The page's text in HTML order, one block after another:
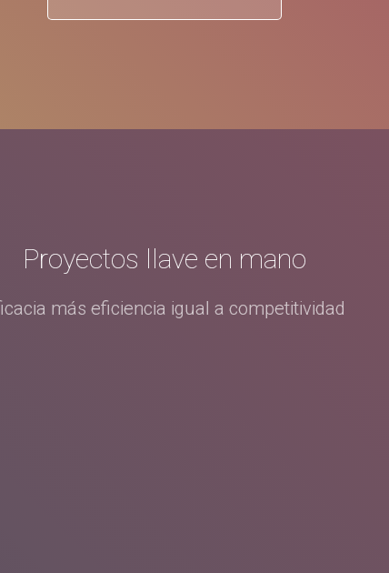
Proyectos llave en mano
más eficiencia igual a competitividad